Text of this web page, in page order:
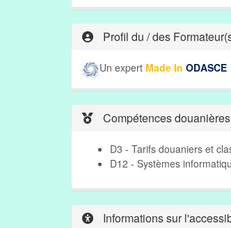
Profil du / des
Un expert Made In ODASCE
Compétences
D3 - Tarifs douaniers et
D12 - Systèmes
Informations sur